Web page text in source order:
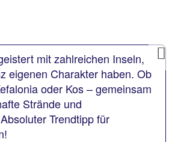
mit zahlreichen Inseln,
eigenen Charakter haben. Ob
oder Kos – gemeinsam
Strände und
Trendtipp für